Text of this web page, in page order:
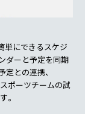
単にできるスケジ
ダーと予定を同期
定との連携、
ポーツチームの試
。